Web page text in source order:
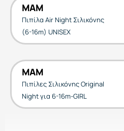
MAM
Πιπίλα Air Night Σιλικόνης
(6-16m) UNISEX
MAM
Πιπίλες Σιλικόνης Original
Night για 6-16m-GIRL